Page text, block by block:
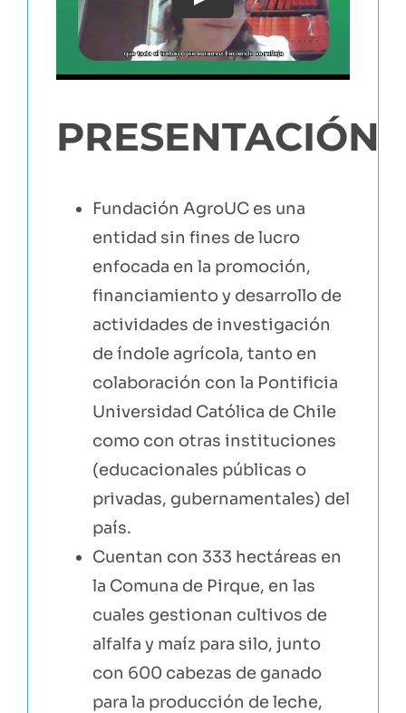
EBOOKS Y RECURSOS
Play
PRESENTACIÓN
Fundación AgroUC es una
entidad sin fines de lucro
enfocada en la promoción,
financiamiento y desarrollo de
actividades de investigación
de índole agrícola, tanto en
colaboración con la Pontificia
Universidad Católica de Chile
como con otras instituciones
(educacionales públicas o
privadas, gubernamentales) del
país.
Cuentan con 333 hectáreas en
la Comuna de Pirque, en las
cuales gestionan cultivos de
alfalfa y maíz para silo, junto
con 600 cabezas de ganado
para la producción de leche,